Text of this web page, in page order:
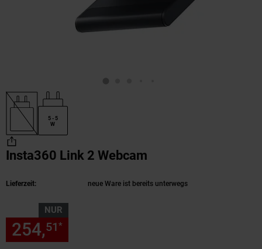
5 - 5
W
Insta360 Link 2 Webcam
Lieferzeit: neue Ware ist bereits unterwegs
NUR
254,51*